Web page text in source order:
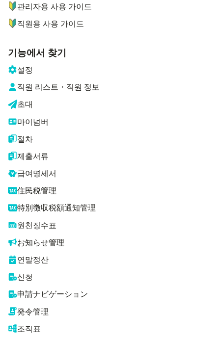
관리자용 사용 가이드
직원용 사용 가이드
기능에서 찾기
설정
직원 리스트・직원 정보
초대
마이넘버
절차
제출서류
급여명세서
住民税管理
特別徴収税額通知管理
원천징수표
お知らせ管理
연말정산
신청
申請ナビゲーション
発令管理
조직표